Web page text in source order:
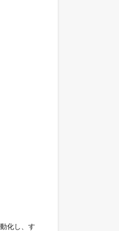
化し、す